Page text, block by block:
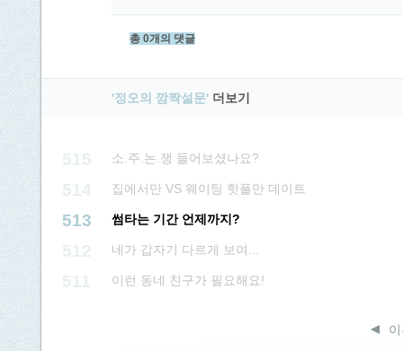
총 0개의 댓글
'정오의 깜짝설문' 더보기
소.주.논.쟁 들어보셨나요?
집에서만 VS 웨이팅 핫플만 데이트
513 썸타는 기간 언제까지?
네가 갑자기 다르게 보여...
이런 동네 친구가 필요해요!